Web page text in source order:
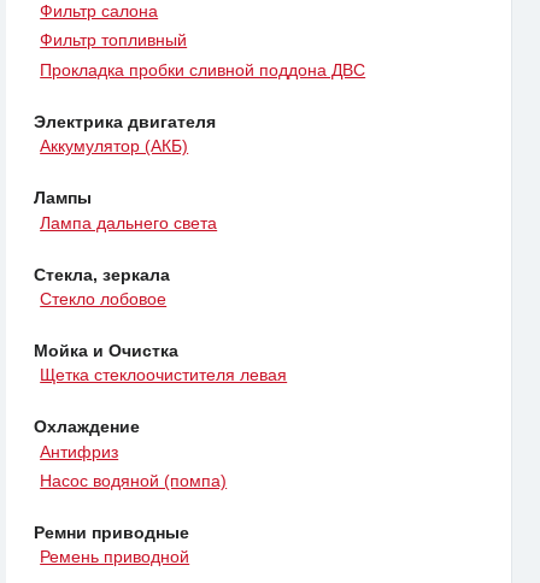
Фильтр салона
Фильтр топливный
Прокладка пробки сливной поддона ДВС
Электрика двигателя
Аккумулятор (АКБ)
Лампы
Лампа дальнего света
Стекла, зеркала
Стекло лобовое
Мойка и Очистка
Щетка стеклоочистителя левая
Охлаждение
Антифриз
Насос водяной (помпа)
Ремни приводные
Ремень приводной